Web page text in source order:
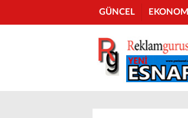
GÜNCEL EKONOMİ